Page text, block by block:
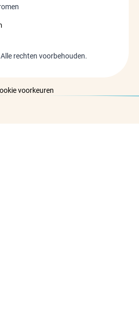
rechten voorbehouden.
voorkeuren